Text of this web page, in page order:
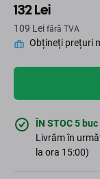
132 Lei
109 Lei fără TVA
Obțineți prețuri
ÎN STOC 5 buc
Livrăm în
la ora 15:00)